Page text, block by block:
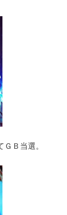
Ｂ当選。